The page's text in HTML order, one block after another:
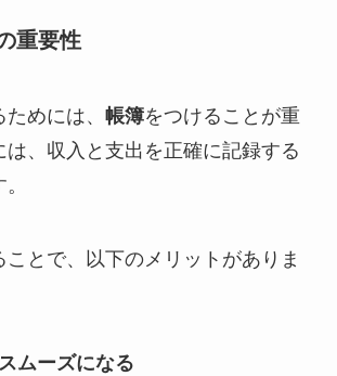
重要性
めには、 帳簿をつけることが重
は、収入と支出を正確に記録する
とで、以下のメリットがありま
ムーズになる